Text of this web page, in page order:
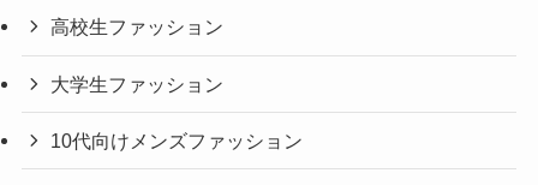
高校生ファッション
大学生ファッション
10代向けメンズファッション